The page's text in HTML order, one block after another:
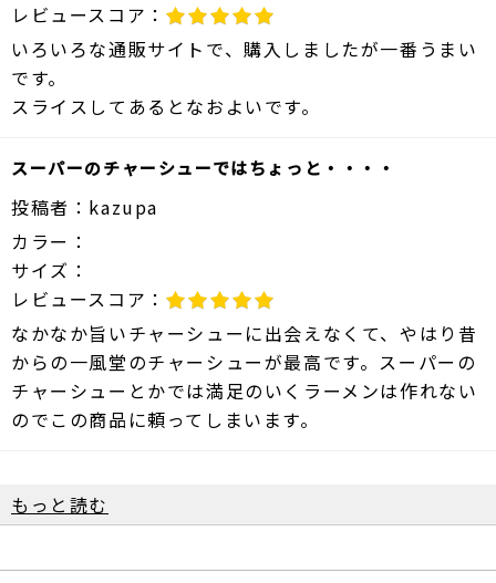
レビュースコア：
いろいろな通販サイトで、購入しましたが一番うまい
です。
スライスしてあるとなおよいです。
スーパーのチャーシューではちょっと・・・・
投稿者： kazupa
カラー：
サイズ：
レビュースコア：
なかなか旨いチャーシューに出会えなくて、やはり昔
からの一風堂のチャーシューが最高です。スーパーの
チャーシューとかでは満足のいくラーメンは作れない
のでこの商品に頼ってしまいます。
もっと読む